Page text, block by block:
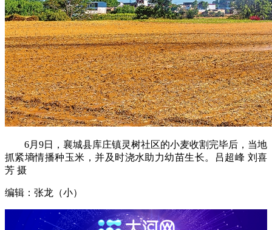
6月9日，襄城县库庄镇灵树社区的小麦收割完毕后，当地
抓紧墒情播种玉米，并及时浇水助力幼苗生长。吕超峰 刘喜
芳 摄
编辑：张龙（小）